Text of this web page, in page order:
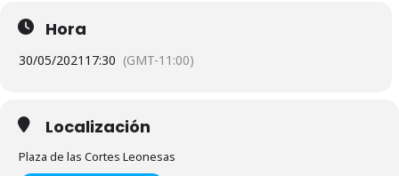
Hora
30/05/2021 17:30 (GMT-11:00)
Localización
Plaza de las Cortes Leonesas